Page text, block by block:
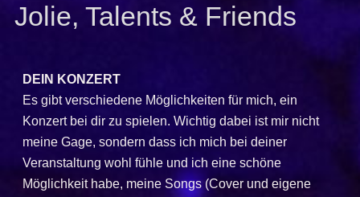
Jolie, Talents & Friends
DEIN KONZERT
Es gibt verschiedene Möglichkeiten für mich, ein
Konzert bei dir zu spielen. Wichtig dabei ist mir nicht
meine Gage, sondern dass ich mich bei deiner
Veranstaltung wohl fühle und ich eine schöne
Möglichkeit habe, meine Songs (Cover und eigene